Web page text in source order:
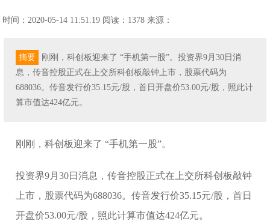
时间：2020-05-14 11:51:19 阅读：1378 来源：
摘要
刚刚，科创板迎来了 “手机第一股”。投资界9月30日消
息，传音控股正式在上交所科创板敲钟上市，股票代码为
688036。传音发行价35.15元/股，首日开盘价53.00元/股，照此计
算市值达424亿元。
刚刚，科创板迎来了 “手机第一股”。
投资界9月30日消息，传音控股正式在上交所科创板敲钟
上市，股票代码为688036。传音发行价35.15元/股，首日
开盘价53.00元/股，照此计算市值达424亿元。